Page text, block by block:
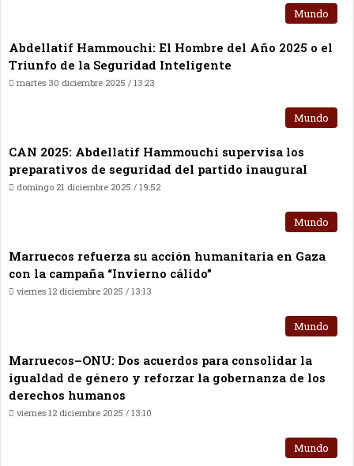
Mundo
Abdellatif Hammouchi: El Hombre del Año 2025 o el
Triunfo de la Seguridad Inteligente
martes 30 diciembre 2025 / 13:23
Mundo
CAN 2025: Abdellatif Hammouchi supervisa los
preparativos de seguridad del partido inaugural
domingo 21 diciembre 2025 / 19:52
Mundo
Marruecos refuerza su acción humanitaria en Gaza
con la campaña “Invierno cálido”
viernes 12 diciembre 2025 / 13:13
Mundo
Marruecos–ONU: Dos acuerdos para consolidar la
igualdad de género y reforzar la gobernanza de los
derechos humanos
viernes 12 diciembre 2025 / 13:10
Mundo